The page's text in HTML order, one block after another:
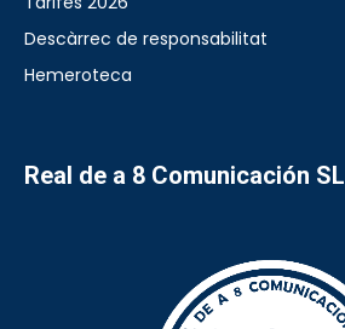
Descàrrec de responsabilitat
Hemeroteca
Real de a 8 Comunicación SL